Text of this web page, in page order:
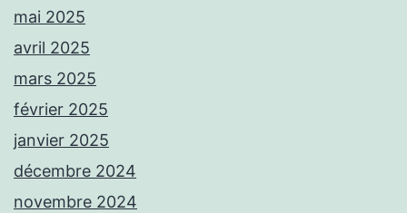
mai 2025
avril 2025
mars 2025
février 2025
janvier 2025
décembre 2024
novembre 2024